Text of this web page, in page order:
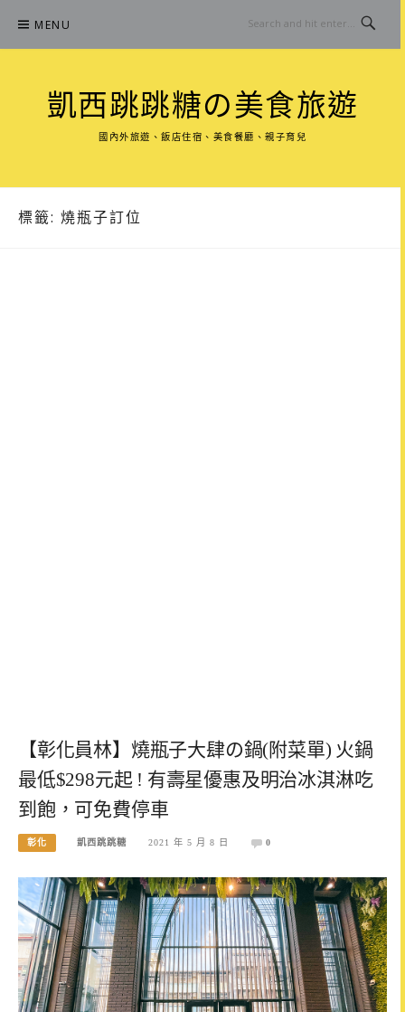
content
MENU
凱西跳跳糖の美食旅遊
國內外旅遊、飯店住宿、美食餐廳、親子育兒
標籤: 燒瓶子訂位
【彰化員林】燒瓶子大肆の鍋(附菜單) 火鍋
最低$298元起 ! 有壽星優惠及明治冰淇淋吃
到飽，可免費停車
彰化 凱西跳跳糖 2021 年 5 月 8 日 0